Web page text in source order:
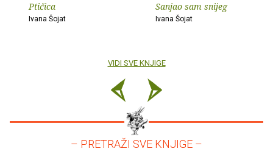
Ptičica
Ivana Šojat
Sanjao sam snijeg
Ivana Šojat
VIDI SVE KNJIGE
– PRETRAŽI SVE KNJIGE –